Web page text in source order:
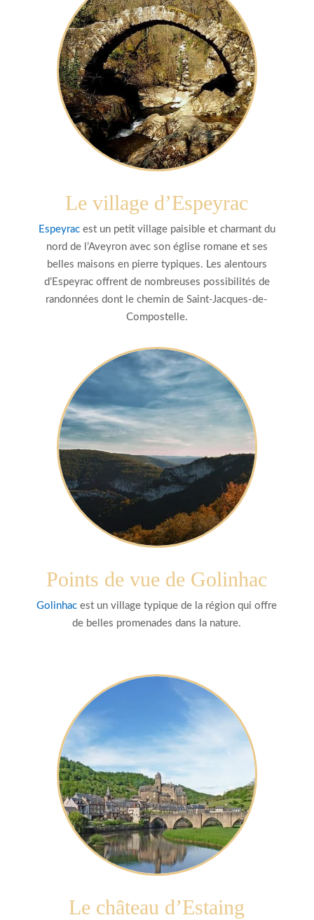
Le village d’Espeyrac
Espeyracest un petit village paisible et charmant du
nord de l’Aveyron avec son église romane et ses
belles maisons en pierre typiques. Les alentours
d’Espeyrac offrent de nombreuses possibilités de
randonnées dont le chemin de Saint-Jacques-de-
Compostelle.
Points de vue de Golinhac
Golinhac est un village typique de la région qui offre
de belles promenades dans la nature.
Le château d’Estaing